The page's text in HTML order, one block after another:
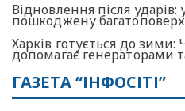
Відновлення після
пошкоджену
Харків готується до
допомагає генераторами
ГАЗЕТА “ІНФОСІТІ”